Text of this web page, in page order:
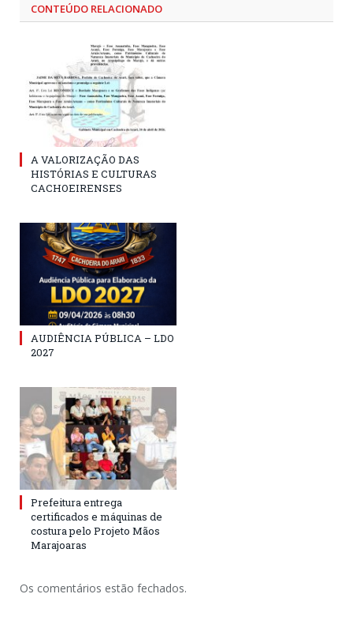
CONTEÚDO RELACIONADO
A VALORIZAÇÃO DAS
HISTÓRIAS E CULTURAS
CACHOEIRENSES
AUDIÊNCIA PÚBLICA – LDO
2027
Prefeitura entrega
certificados e máquinas de
costura pelo Projeto Mãos
Marajoaras
Os comentários estão fechados.